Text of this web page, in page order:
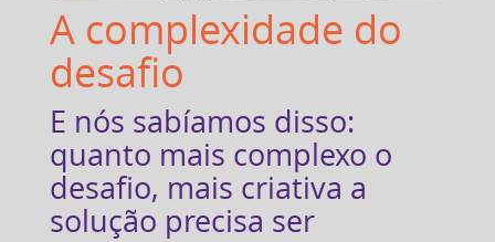
A complexidade do
desafio
E nós sabíamos disso:
quanto mais complexo o
desafio, mais criativa a
solução precisa ser